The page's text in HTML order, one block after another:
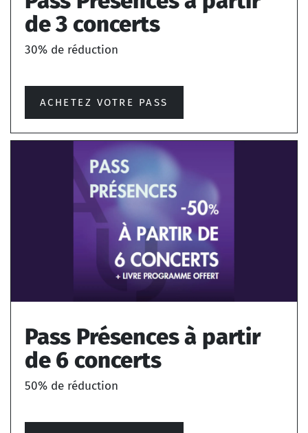
de 3 concerts
30% de réduction
ACHETEZ VOTRE PASS
Pass Présences à partir
de 6 concerts
50% de réduction